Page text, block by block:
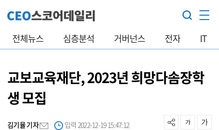
전체뉴스 심층분석 거버넌스 전자 IT
교보교육재단, 2023년 희망다솜장학
생 모집
김기율 기자 입력 2022-12-19 15:47:12